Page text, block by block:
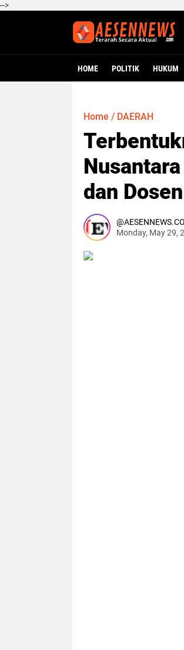
-->
HOME POLITIK HUKUM
Home / DAERAH
dan
Monday, May 29,